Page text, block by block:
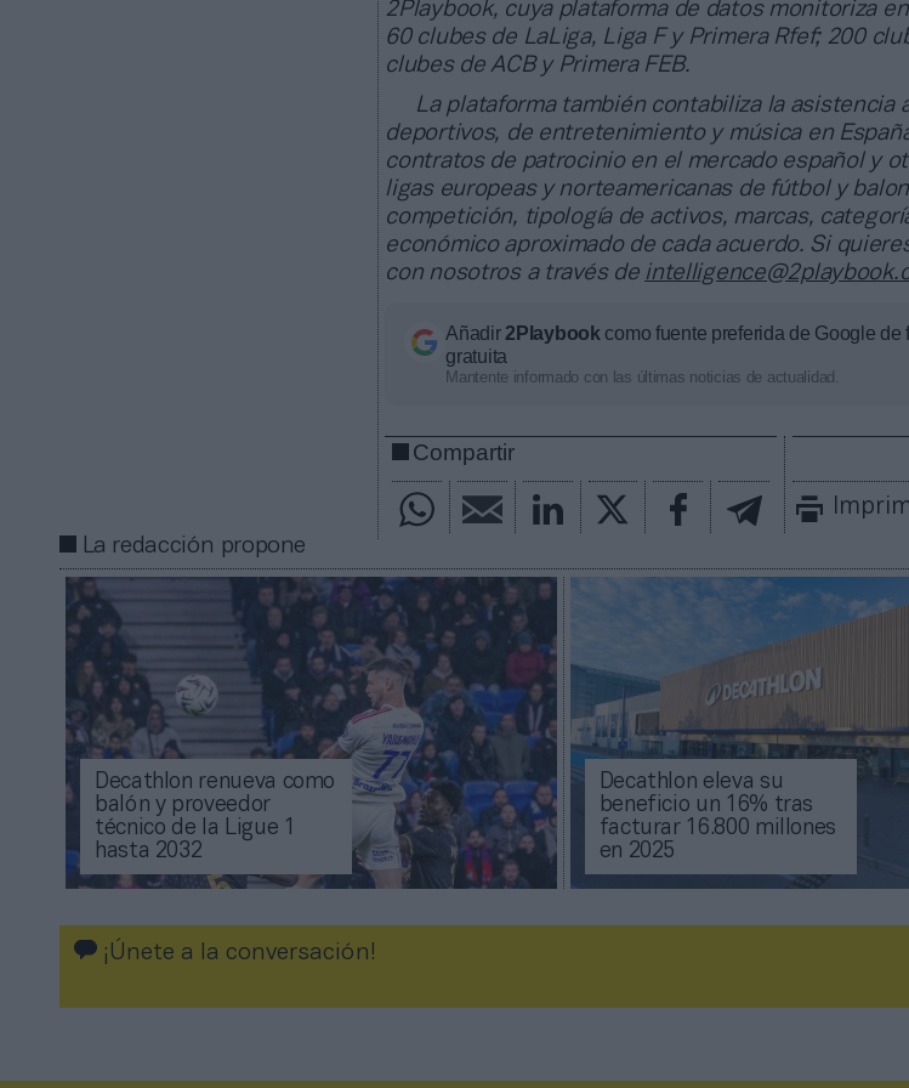
2Playbook, cuya plataforma de datos monitoriza
60 clubes de LaLiga, Liga F y Primera Rfef; 200
clubes de ACB y Primera FEB.
La plataforma también contabiliza la asistencia
deportivos, de entretenimiento y música en
contratos de patrocinio en el mercado español y
ligas europeas y norteamericanas de fútbol y
competición, tipología de activos, marcas,
económico aproximado de cada acuerdo. Si
con nosotros a través de
Añadir2Playbook como fuente preferida de Google de
gratuita
Mantente informado con las últimas noticias de actualidad.
Compartir
La redacción propone
Decathlon renueva como
balón y proveedor
técnico de la Ligue 1
hasta 2032
Decathlon eleva su
beneficio un 16% tras
facturar 16.800 millones
en 2025
¡Únete a la conversación!